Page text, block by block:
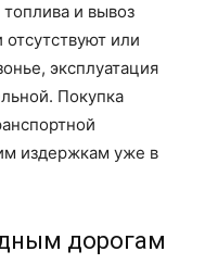
и вывоз
или
эксплуатация
Покупка
издержкам уже в
дорогам